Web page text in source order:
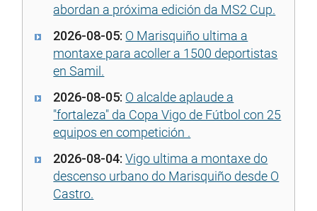
abordan a próxima edición da MS2 Cup.
2026-08-05: O Marisquiño ultima a
montaxe para acoller a 1500 deportistas
en Samil.
2026-08-05: O alcalde aplaude a
"fortaleza" da Copa Vigo de Fútbol con 25
equipos en competición .
2026-08-04: Vigo ultima a montaxe do
descenso urbano do Marisquiño desde O
Castro.